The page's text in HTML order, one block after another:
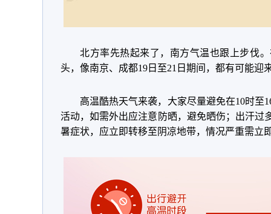
北方率先热起来了，南方气温也跟上步伐
头，像南京、成都19日至21日期间，都有可能迎
高温酷热天气来袭，大家尽量避免在10时至
活动，如需外出应注意防晒，避免晒伤；出汗过
暑症状，应立即转移至阴凉地带，情况严重需立